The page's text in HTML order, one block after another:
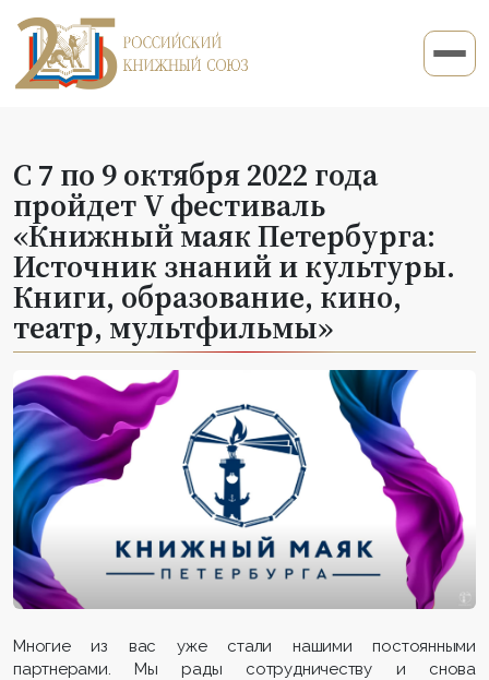
С 7 по 9 октября 2022 года
пройдет V фестиваль
«Книжный маяк Петербурга:
Источник знаний и культуры.
Книги, образование, кино,
театр, мультфильмы»
Многие из вас уже стали нашими постоянными
партнерами. Мы рады сотрудничеству и снова